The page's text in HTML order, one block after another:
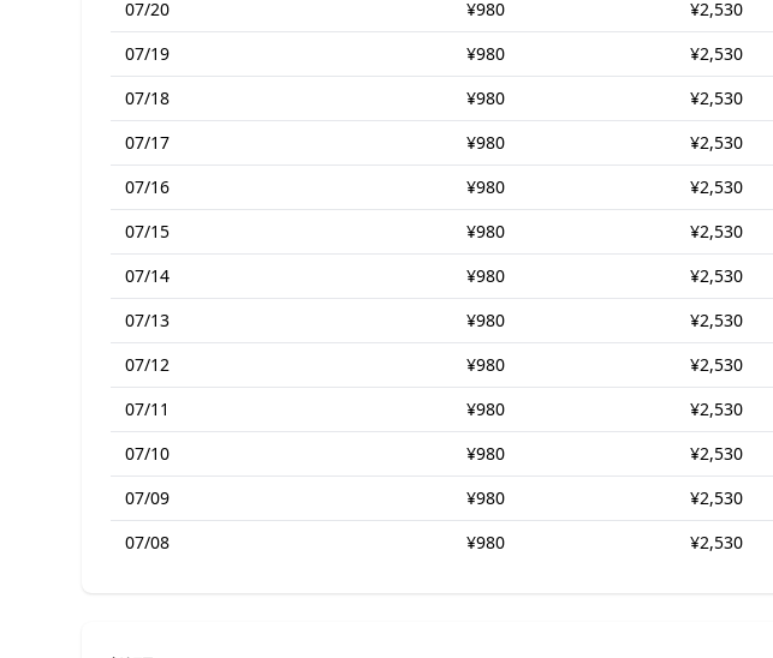
07/20
¥980 ¥2,530
07/19
¥980 ¥2,530
07/18
¥980 ¥2,530
07/17
¥980 ¥2,530
07/16
¥980 ¥2,530
07/15
¥980 ¥2,530
07/14
¥980 ¥2,530
07/13
¥980 ¥2,530
07/12
¥980 ¥2,530
07/11
¥980 ¥2,530
07/10
¥980 ¥2,530
07/09
¥980 ¥2,530
07/08
¥980 ¥2,530